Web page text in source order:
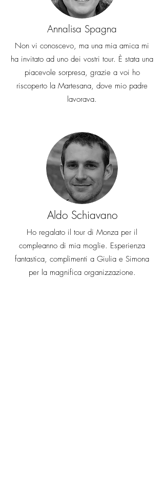
Annalisa Spagna
Non vi conoscevo, ma una mia amica mi
ha invitato ad uno dei vostri tour. È stata una
piacevole sorpresa, grazie a voi ho
riscoperto la Martesana, dove mio padre
lavorava.
Aldo Schiavano
Ho regalato il tour di Monza per il
compleanno di mia moglie. Esperienza
fantastica, complimenti a Giulia e Simona
per la magnifica organizzazione.